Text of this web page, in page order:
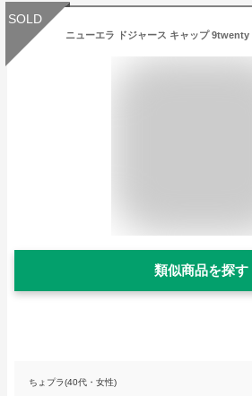
SOLD
類似商品を探す
ちょプラ(40代・女性)